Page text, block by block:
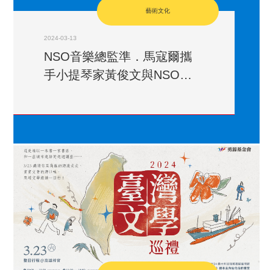
藝術文化
2024-03-13
NSO音樂總監準．馬寇爾攜
手小提琴家黃俊文與NSO四